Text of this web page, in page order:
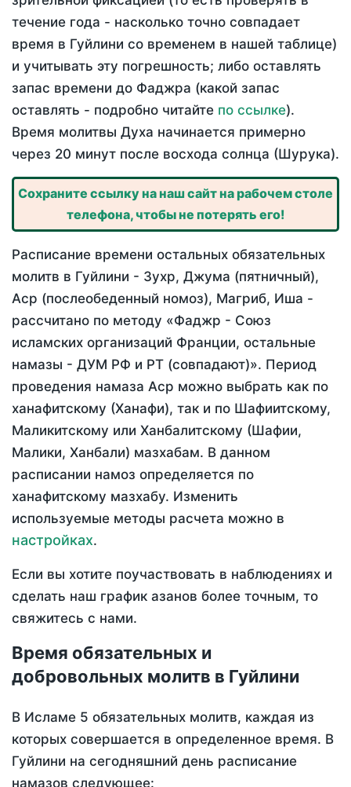
течение года - насколько точно совпадает
время в Гуйлини со временем в нашей таблице)
и учитывать эту погрешность; либо оставлять
запас времени до Фаджра (какой запас
оставлять - подробно читайте по ссылке).
Время молитвы Духа начинается примерно
через 20 минут после восхода солнца (Шурука).
Сохраните ссылку на наш сайт на рабочем столе
телефона, чтобы не потерять его!
Расписание времени остальных обязательных
молитв в Гуйлини - Зухр, Джума (пятничный),
Аср (послеобеденный номоз), Магриб, Иша -
рассчитано по методу «Фаджр - Союз
исламских организаций Франции, остальные
намазы - ДУМ РФ и РТ (совпадают)». Период
проведения намаза Аср можно выбрать как по
ханафитскому (Ханафи), так и по Шафиитскому,
Маликитскому или Ханбалитскому (Шафии,
Малики, Ханбали) мазхабам. В данном
расписании намоз определяется по
ханафитскому мазхабу. Изменить
используемые методы расчета можно в
настройках.
Если вы хотите поучаствовать в наблюдениях и
сделать наш график азанов более точным, то
свяжитесь с нами.
Время обязательных и
добровольных молитв в Гуйлини
В Исламе 5 обязательных молитв, каждая из
которых совершается в определенное время. В
Гуйлини на сегодняшний день расписание
намазов следующее: